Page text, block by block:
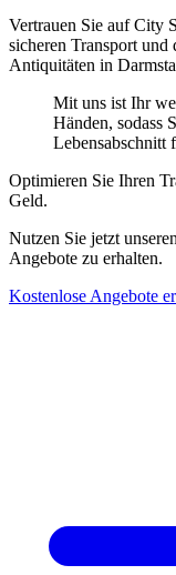
Vertrauen Sie auf City
sicheren Transport
Antiquitäten in
Mit uns ist Ihr
Händen, sodass
Lebensabschnitt
Optimieren Sie Ihren
Geld.
Nutzen Sie jetzt
Angebote zu erhalten.
Kostenlose Angebote